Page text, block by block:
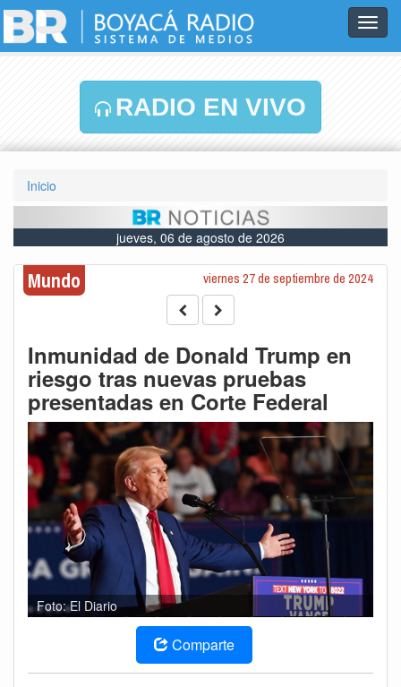
RADIO EN VIVO
Inicio
jueves, 06 de agosto de 2026
Mundo viernes 27 de septiembre de 2024
Inmunidad de Donald Trump en
riesgo tras nuevas pruebas
presentadas en Corte Federal
Foto: El Diario
Comparte